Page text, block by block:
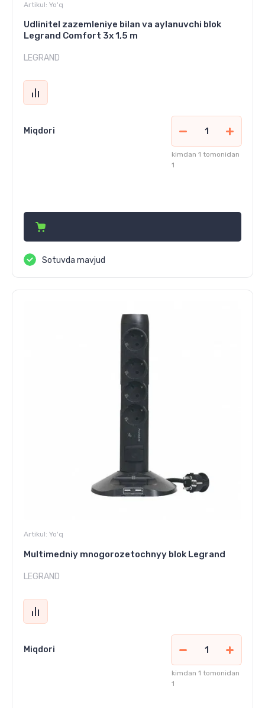
Artikul: Yo'q
Udlinitel zazemleniye bilan va aylanuvchi blok
Legrand Comfort 3x 1,5 m
LEGRAND
Miqdori
kimdan 1 tomonidan
1
Sotuvda mavjud
Artikul: Yo'q
Multimedniy mnogorozetochnyy blok Legrand
LEGRAND
Miqdori
kimdan 1 tomonidan
1